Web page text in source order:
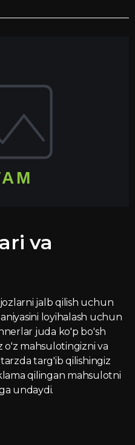
va
jalb qilish uchun
loyihalash uchun
juda ko'p bo'sh
o'z mahsulotingizni va
targ'ib qilishingiz
qilingan mahsulotni
undaydi.